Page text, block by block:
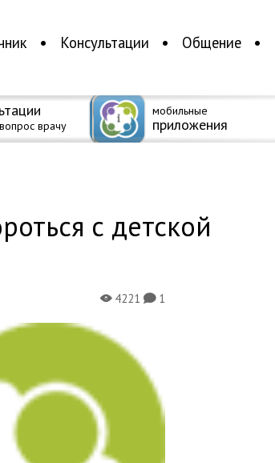
Консультации Общение
врачу
мобильные
приложения
с детской
X4221K1